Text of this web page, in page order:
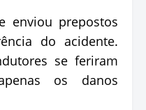
enviou prepostos
do acidente.
se feriram
os danos